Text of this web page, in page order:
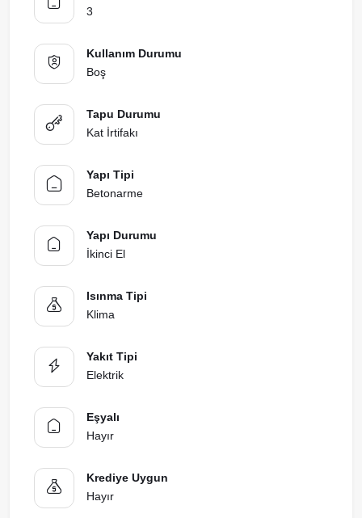
3
Kullanım Durumu
Boş
Tapu Durumu
Kat İrtifakı
Yapı Tipi
Betonarme
Yapı Durumu
İkinci El
Isınma Tipi
Klima
Yakıt Tipi
Elektrik
Eşyalı
Hayır
Krediye Uygun
Hayır